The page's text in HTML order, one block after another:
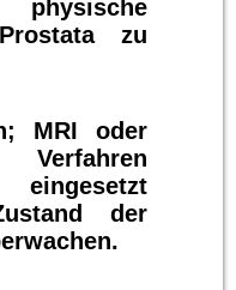
zu
MRI oder
Verfahren
der